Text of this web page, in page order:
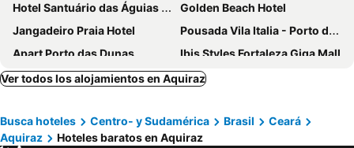
Hotel Santuário das Águias by Nobile
Golden Beach Hotel
Jangadeiro Praia Hotel
Pousada Vila Italia - Porto das Dunas
Apart Porto das Dunas
Ibis Styles Fortaleza Giga Mall
Residence Van Piaget
Marbello Ariaú Hotel
Ver todos los alojamientos en Aquiraz
Busca hoteles Centro- y Sudamérica Brasil
Ceará
Aquiraz
Hoteles baratos en Aquiraz